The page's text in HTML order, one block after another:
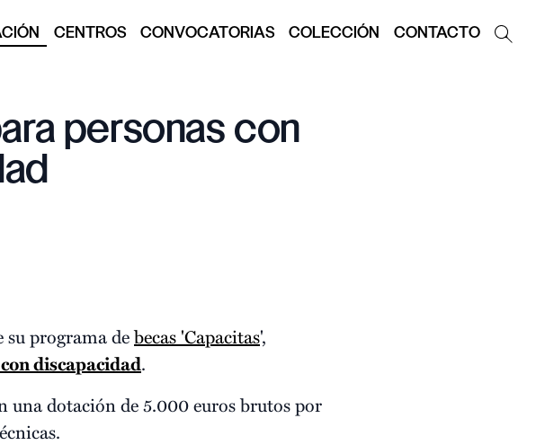
CENTROS CONVOCATORIAS COLECCIÓN CONTACTO
personas con
su programa debecas 'Capacitas',
discapacidad.
una dotación de 5.000 euros brutos por